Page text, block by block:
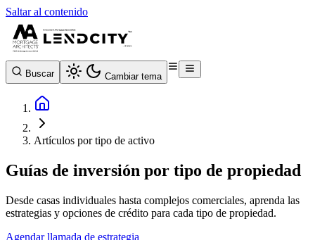
Saltar al contenido
Buscar Cambiar tema
Artículos por tipo de activo
Guías de inversión por tipo de propiedad
Desde casas individuales hasta complejos comerciales, aprenda las
estrategias y opciones de crédito para cada tipo de propiedad.
Agendar llamada de estrategia